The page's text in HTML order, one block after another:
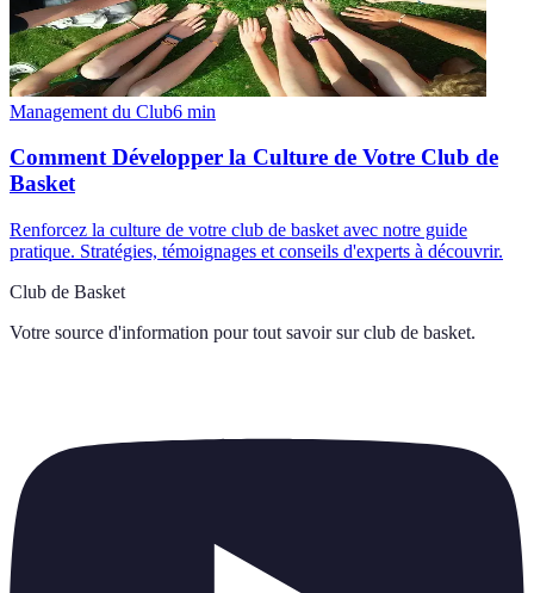
Management du Club6 min
Comment Développer la Culture de Votre Club de
Basket
Renforcez la culture de votre club de basket avec notre guide
pratique. Stratégies, témoignages et conseils d'experts à découvrir.
Club de Basket
Votre source d'information pour tout savoir sur club de basket.